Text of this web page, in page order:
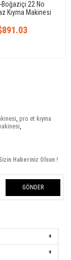
Boğaziçi 22 No
Kıyma Makinesi
pro et kıyma
Haberiniz Olsun !
GÖNDER